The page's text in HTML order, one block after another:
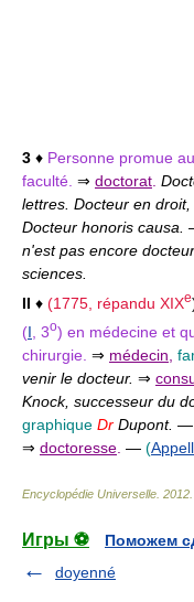
3 ♦ Personne promue
faculté. ⇒ doctorat
lettres. Docteur en
Docteur honoris causa.
n'est pas encore docteur.
sciences.
II ♦ (1775, répandu XIXe
(I, 3o) en médecine et
chirurgie. ⇒ médecin,
venir le docteur. ⇒
Knock, successeur du
graphique Dr Dupont. —
⇒ doctoresse. — (
Encyclopédie Universelle 2012
Игры ⚽
Поможем
doyenné